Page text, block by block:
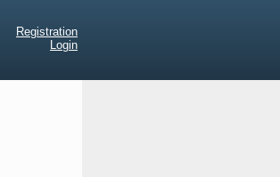
Registration
Login